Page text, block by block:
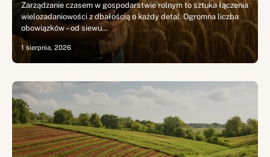
Zarządzanie czasem w gospodarstwie rolnym to sztuka łączenia
wielozadaniowości z dbałością o każdy detal. Ogromna liczba
obowiązków – od siewu…
1 sierpnia, 2026